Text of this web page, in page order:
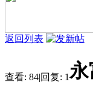
返回列表
查看: 84|回复: 1